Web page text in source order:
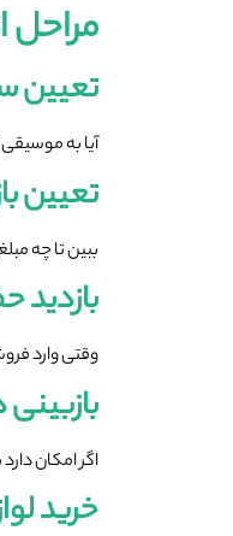
مراحل
تعیین
آیا به موسیقی
تعیین
ببین تا چه
بازدید
وقتی وارد
اگر امکان
خرید